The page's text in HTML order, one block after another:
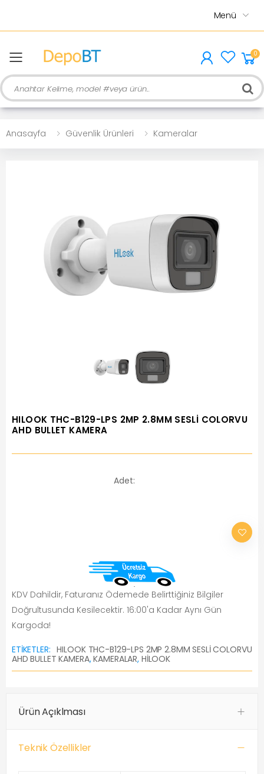
Menü
menu 0
Ara
Anasayfa Güvenlik Ürünleri Kameralar
HILOOK THC-B129-LPS 2MP 2.8MM SESLİ COLORVU
AHD BULLET KAMERA
Adet:
KDV Dahildir, Faturanız Ödemede Belirttiğiniz Bilgiler
Doğrultusunda Kesilecektir. 16:00'a Kadar Aynı Gün
Kargoda!
ETIKETLER: HILOOK THC-B129-LPS 2MP 2.8MM SESLİ COLORVU
AHD BULLET KAMERA,KAMERALAR, HILOOK
Ürün Açıklması
Teknik Özellikler